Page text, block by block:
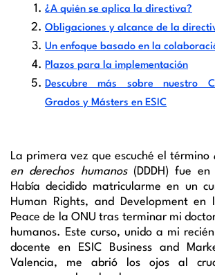
¿A quién se aplica la directiva?
Obligaciones y alcance de la
Un enfoque basado en la
Plazos para la implementación
Descubre más sobre nuestro
Grados y Másters en ESIC
La primera vez que escuché el término
en derechos humanos(DDDH) fue en
Había decidido matricularme en un
Human Rights, and Development en
Peace de la ONU tras terminar mi
humanos. Este curso, unido a mi
docente en ESIC Business and
Valencia, me abrió los ojos al